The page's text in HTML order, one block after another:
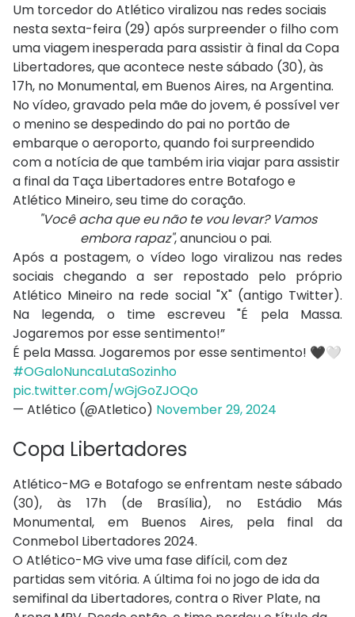
Um torcedor do Atlético viralizou nas redes sociais
nesta sexta-feira (29) após surpreender o filho com
uma viagem inesperada para assistir à final da Copa
Libertadores, que acontece neste sábado (30), às
17h, no Monumental, em Buenos Aires, na Argentina.
No vídeo, gravado pela mãe do jovem, é possível ver
o menino se despedindo do pai no portão de
embarque o aeroporto, quando foi surpreendido
com a notícia de que também iria viajar para assistir
a final da Taça Libertadores entre Botafogo e
Atlético Mineiro, seu time do coração.
"Você acha que eu não te vou levar? Vamos
embora rapaz", anunciou o pai.
Após a postagem, o vídeo logo viralizou nas redes
sociais chegando a ser repostado pelo próprio
Atlético Mineiro na rede social "X" (antigo Twitter).
Na legenda, o time escreveu "É pela Massa.
Jogaremos por esse sentimento!”
É pela Massa. Jogaremos por esse sentimento! 🖤🤍
#OGaloNuncaLutaSozinho
pic.twitter.com/wGjGoZJOQo
— Atlético (@Atletico) November 29, 2024
Copa Libertadores
Atlético-MG e Botafogo se enfrentam neste sábado
(30), às 17h (de Brasília), no Estádio Más
Monumental, em Buenos Aires, pela final da
Conmebol Libertadores 2024.
O Atlético-MG vive uma fase difícil, com dez
partidas sem vitória. A última foi no jogo de ida da
semifinal da Libertadores, contra o River Plate, na